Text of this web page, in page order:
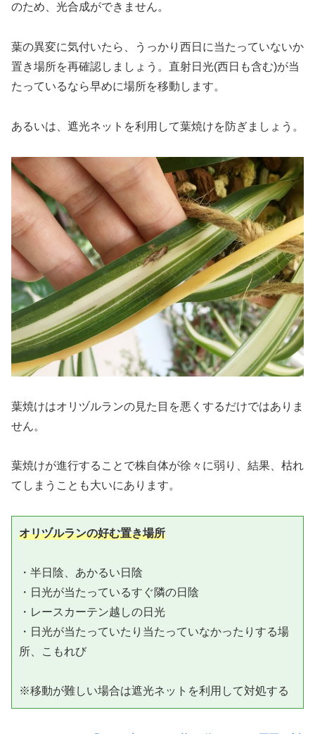
のため、光合成ができません。
葉の異変に気付いたら、うっかり西日に当たっていないか
置き場所を再確認しましょう。直射日光(西日も含む)が当
たっているなら早めに場所を移動します。
あるいは、遮光ネットを利用して葉焼けを防ぎましょう。
葉焼けはオリヅルランの見た目を悪くするだけではありま
せん。
葉焼けが進行することで株自体が徐々に弱り、結果、枯れ
てしまうことも大いにあります。
オリヅルランの好む置き場所
・半日陰、あかるい日陰
・日光が当たっているすぐ隣の日陰
・レースカーテン越しの日光
・日光が当たっていたり当たっていなかったりする場
所、こもれび
※移動が難しい場合は遮光ネットを利用して対処する